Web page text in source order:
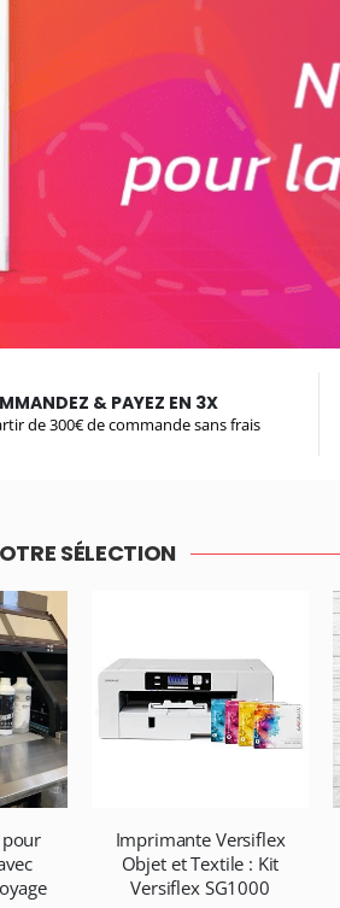
& PAYEZ EN 3X
de 300€ de commande sans frais
SÉLECTION
pour
Imprimante Versiflex
Objet et Textile : Kit
Versiflex SG1000